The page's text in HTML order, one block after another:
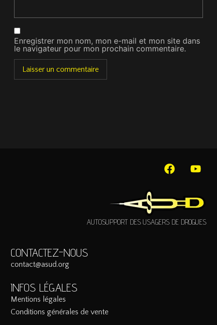
Enregistrer mon nom, mon e-mail et mon site dans
le navigateur pour mon prochain commentaire.
AUTOSUPPORT DES USAGERS DE DROGUES
CONTACTEZ-NOUS
contact@asud.org
INFOS LÉGALES
Mentions légales
Conditions générales de vente